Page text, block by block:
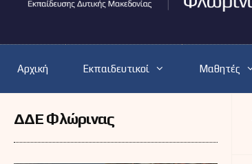
Αρχική Εκπαιδευτικοί Μαθητές
ΔΔΕ Φλώρινας